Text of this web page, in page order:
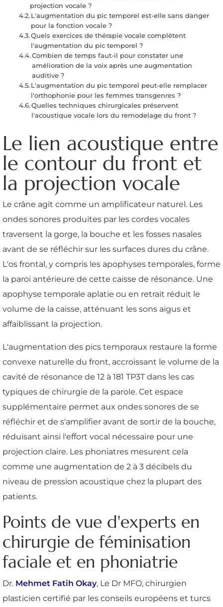
projection vocale ?
L'augmentation du pic temporel est-elle sans danger
pour la fonction vocale ?
Quels exercices de thérapie vocale complètent
l'augmentation du pic temporel ?
Combien de temps faut-il pour constater une
amélioration de la voix après une augmentation
auditive ?
L'augmentation du pic temporel peut-elle remplacer
l'orthophonie pour les femmes transgenres ?
Quelles techniques chirurgicales préservent
l'acoustique vocale lors du remodelage du front ?
Le lien acoustique entre
le contour du front et
la projection vocale
Le crâne agit comme un amplificateur naturel. Les
ondes sonores produites par les cordes vocales
traversent la gorge, la bouche et les fosses nasales
avant de se réfléchir sur les surfaces dures du crâne.
L'os frontal, y compris les apophyses temporales, forme
la paroi antérieure de cette caisse de résonance. Une
apophyse temporale aplatie ou en retrait réduit le
volume de la caisse, atténuant les sons aigus et
affaiblissant la projection.
L'augmentation des pics temporaux restaure la forme
convexe naturelle du front, accroissant le volume de la
cavité de résonance de 12 à 181 TP3T dans les cas
typiques de chirurgie de la parole. Cet espace
supplémentaire permet aux ondes sonores de se
réfléchir et de s'amplifier avant de sortir de la bouche,
réduisant ainsi l'effort vocal nécessaire pour une
projection claire. Les phoniatres mesurent cela
comme une augmentation de 2 à 3 décibels du
niveau de pression acoustique chez la plupart des
patients.
Points de vue d'experts en
chirurgie de féminisation
faciale et en phoniatrie
Dr. Mehmet Fatih Okay, Le Dr MFO, chirurgien
plasticien certifié par les conseils européens et turcs